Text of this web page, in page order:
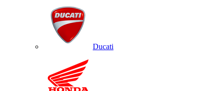
Ducati